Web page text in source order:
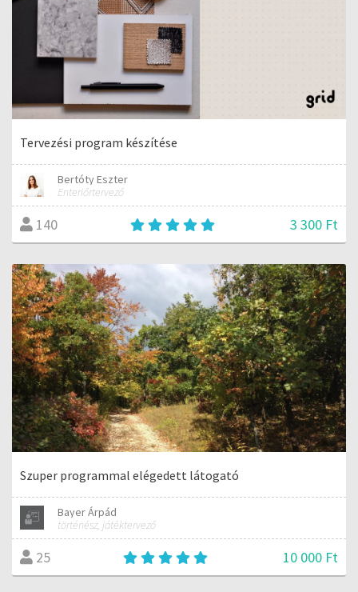
Tervezési program készítése
Bertóty Eszter
Enteriőrtervező
140 3 300 Ft
Szuper programmal elégedett látogató
Bayer Árpád
történész, játéktervező
25 10 000 Ft